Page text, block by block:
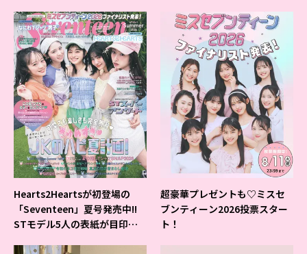
Hearts2Heartsが初登場の
「Seventeen」夏号発売中!!
STモデル5人の表紙が目印だ
超豪華プレゼントも♡ミスセ
ブンティーン2026投票スター
ト！